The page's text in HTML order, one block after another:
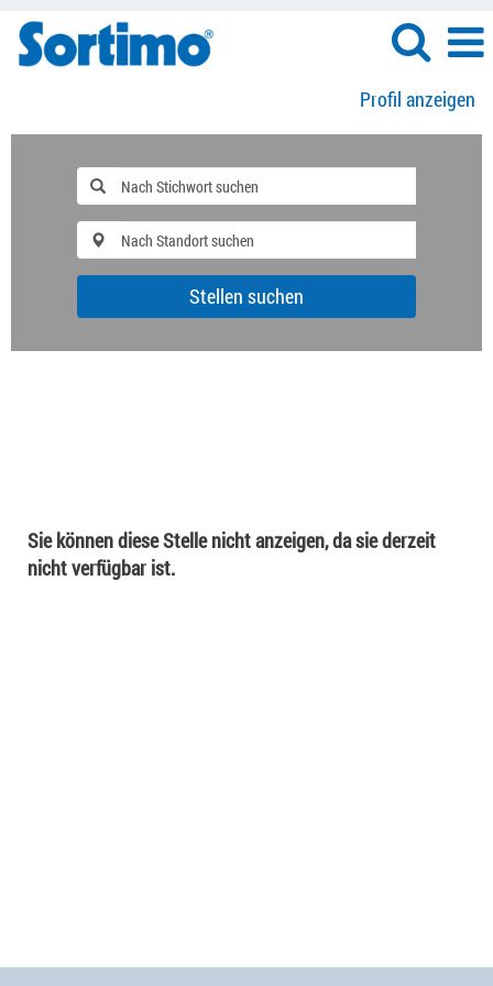
Profil anzeigen
Stellen suchen
Sie können diese Stelle nicht anzeigen, da sie derzeit
nicht verfügbar ist.